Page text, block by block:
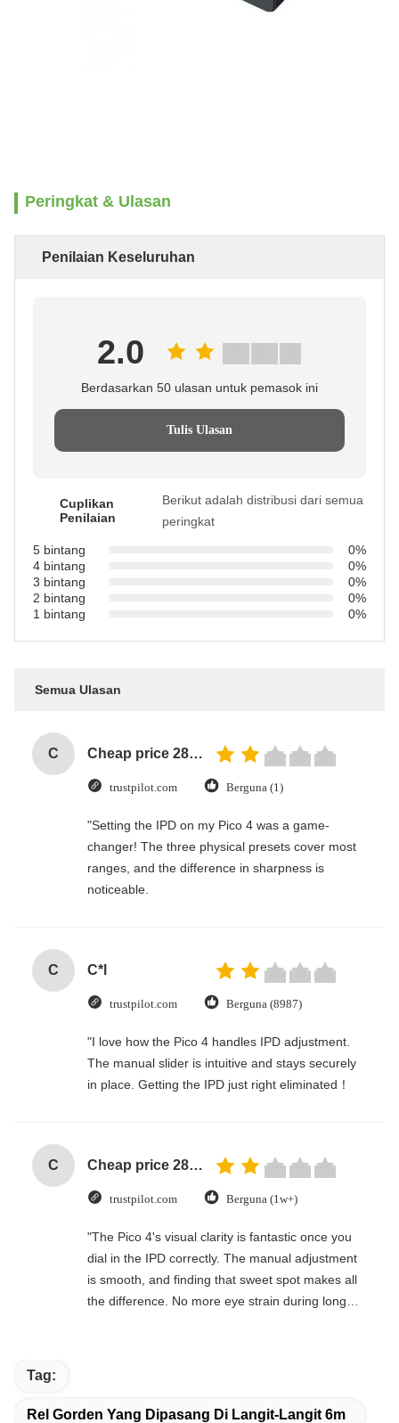
Peringkat & Ulasan
Penilaian Keseluruhan
2.0
Berdasarkan 50 ulasan untuk pemasok ini
Tulis Ulasan
Cuplikan
Penilaian
Berikut adalah distribusi dari semua
peringkat
5 bintang
0%
4 bintang
0%
3 bintang
0%
2 bintang
0%
1 bintang
0%
Semua Ulasan
C Cheap price 28mm Aluminium Curtain Rod 1.2mm thickness with plastic final
trustpilot.com Berguna (1)
"Setting the IPD on my Pico 4 was a game-
changer! The three physical presets cover most
ranges, and the difference in sharpness is
noticeable.
C C*l
trustpilot.com Berguna (8987)
"I love how the Pico 4 handles IPD adjustment.
The manual slider is intuitive and stays securely
in place. Getting the IPD just right eliminated！
C Cheap price 28mm Aluminium Curtain Rod 1.2mm thickness with plastic final
trustpilot.com Berguna (1w+)
"The Pico 4's visual clarity is fantastic once you
dial in the IPD correctly. The manual adjustment
is smooth, and finding that sweet spot makes all
the difference. No more eye strain during long
sweet spot makes all the difference. No more eye
Tag:
Rel Gorden Yang Dipasang Di Langit-Langit 6m